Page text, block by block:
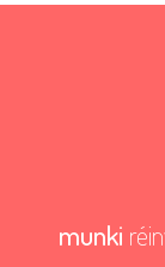
munki